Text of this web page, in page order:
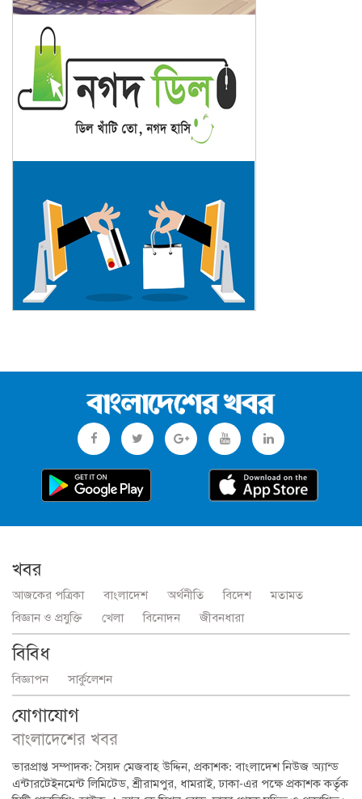
খবর
আজকের পত্রিকা বাংলাদেশ অর্থনীতি বিদেশ
মতামত
বিজ্ঞান ও প্রযুক্তি
খেলা বিনোদন জীবনধারা
বিবিধ
বিজ্ঞাপন সার্কুলেশন
যোগাযোগ
বাংলাদেশের খবর
ভারপ্রাপ্ত সম্পাদক: সৈয়দ মেজবাহ উদ্দিন, প্রকাশক: বাংলাদেশ নিউজ অ্যান্ড
এন্টারটেইনমেন্ট লিমিটেড, শ্রীরামপুর, ধামরাই, ঢাকা-এর পক্ষে প্রকাশক কর্তৃক